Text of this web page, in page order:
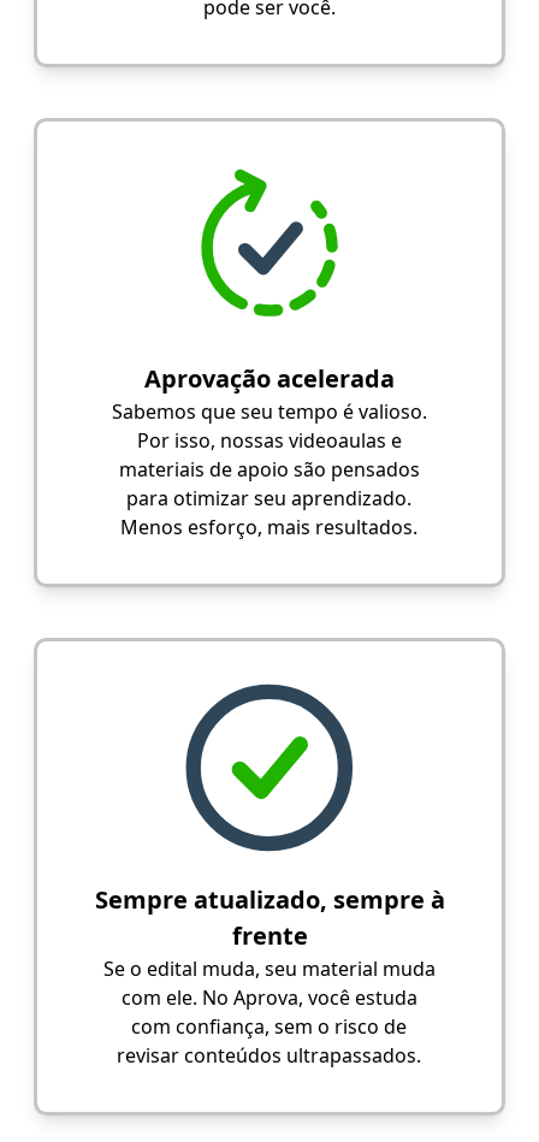
pode ser você.
Aprovação acelerada
Sabemos que seu tempo é valioso.
Por isso, nossas videoaulas e
materiais de apoio são pensados
para otimizar seu aprendizado.
Menos esforço, mais resultados.
Sempre atualizado, sempre à
frente
Se o edital muda, seu material muda
com ele. No Aprova, você estuda
com confiança, sem o risco de
revisar conteúdos ultrapassados.